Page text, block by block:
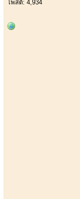
โพสต์: 4,934